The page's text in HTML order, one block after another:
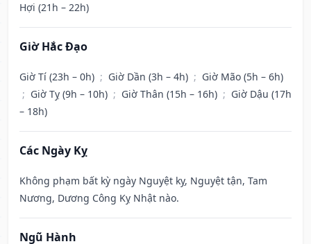
Hợi (21h – 22h)
Giờ Hắc Đạo
Giờ Tí (23h – 0h) ; Giờ Dần (3h – 4h) ; Giờ Mão (5h – 6h)
; Giờ Tỵ (9h – 10h) ; Giờ Thân (15h – 16h) ; Giờ Dậu (17h
– 18h)
Các Ngày Kỵ
Không phạm bất kỳ ngày Nguyệt kỵ, Nguyệt tận, Tam
Nương, Dương Công Kỵ Nhật nào.
Ngũ Hành